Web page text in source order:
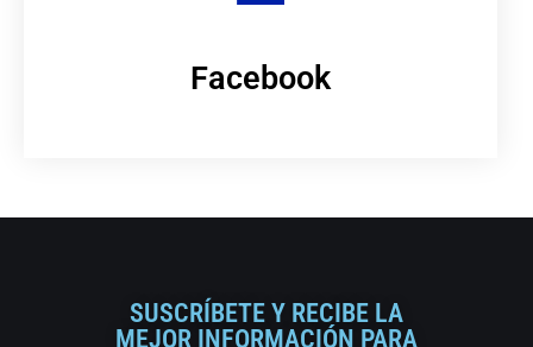
Facebook
SUSCRÍBETE Y RECIBE LA
MEJOR INFORMACIÓN PARA